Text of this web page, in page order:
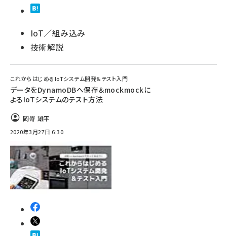
IoT／組み込み
技術解説
これからはじめるIoTシステム開発＆テスト入門
データをDynamoDBへ保存＆mockmockに
よるIoTシステムのテスト方法
岡嵜 雄平
2020年3月27日 6:30